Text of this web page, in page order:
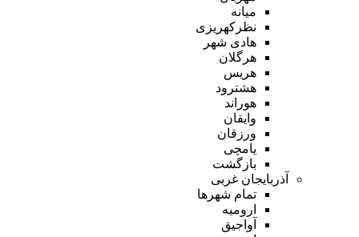
میانه
نظرکهریزی
هادی شهر
هرگلان
هریس
هشترود
هوراند
وایقان
ورزقان
یامچی
بازگشت
آذربایجان غربی
تمام شهر‌ها
ارومیه
آواجیق